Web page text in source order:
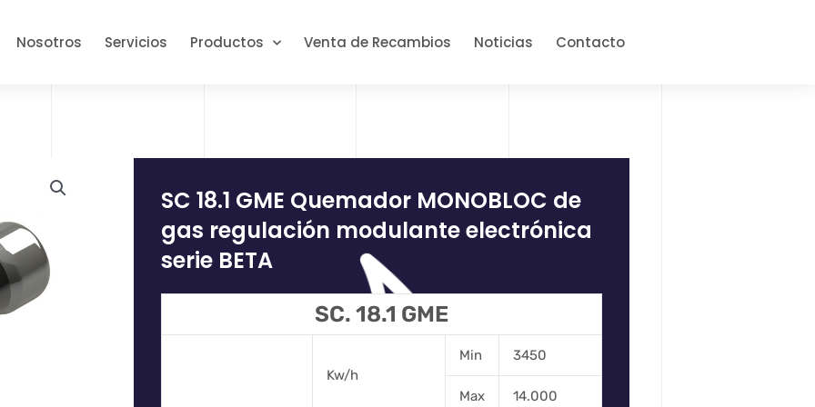
Nosotros Servicios Productos Venta de Recambios Noticias Contacto
SC 18.1 GME Quemador MONOBLOC de
gas regulación modulante electrónica
serie BETA
SC. 18.1 GME
Kw/h
Min 3450
Max 14.000